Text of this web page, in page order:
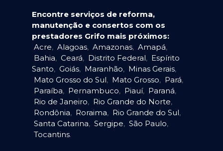
Encontre serviços de reforma,
manutenção e consertos com os
prestadores Grifo mais próximos:
Acre, Alagoas, Amazonas, Amapá,
Bahia, Ceará, Distrito Federal, Espírito
Santo, Goiás, Maranhão, Minas Gerais,
Mato Grosso do Sul, Mato Grosso, Pará,
Paraíba, Pernambuco, Piauí, Paraná,
Rio de Janeiro, Rio Grande do Norte,
Rondônia, Roraima, Rio Grande do Sul,
Santa Catarina, Sergipe, São Paulo,
Tocantins.